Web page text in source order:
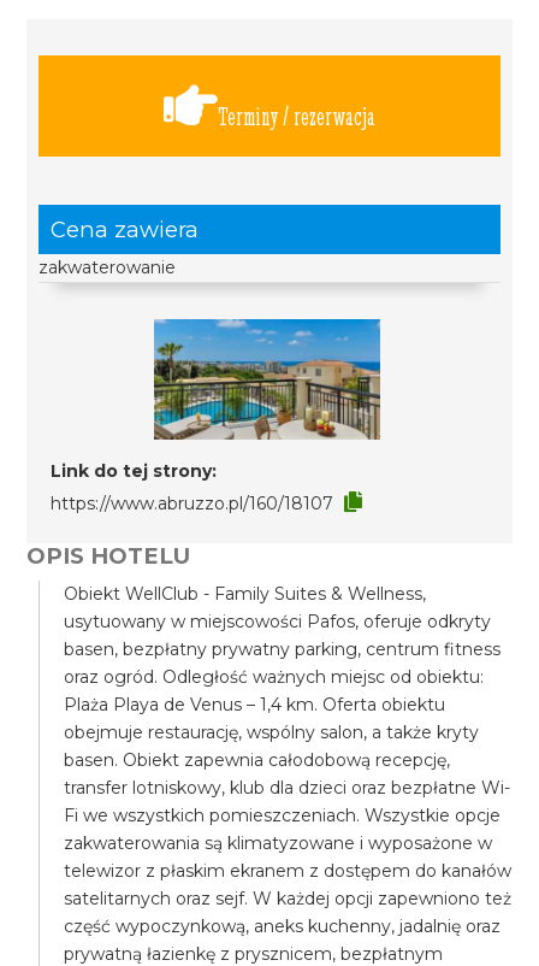
Terminy / rezerwacja
Cena zawiera
zakwaterowanie
Link do tej strony:
https://www.abruzzo.pl/160/18107
OPIS HOTELU
Obiekt WellClub - Family Suites & Wellness,
usytuowany w miejscowości Pafos, oferuje odkryty
basen, bezpłatny prywatny parking, centrum fitness
oraz ogród. Odległość ważnych miejsc od obiektu:
Plaża Playa de Venus – 1,4 km. Oferta obiektu
obejmuje restaurację, wspólny salon, a także kryty
basen. Obiekt zapewnia całodobową recepcję,
transfer lotniskowy, klub dla dzieci oraz bezpłatne Wi-
Fi we wszystkich pomieszczeniach. Wszystkie opcje
zakwaterowania są klimatyzowane i wyposażone w
telewizor z płaskim ekranem z dostępem do kanałów
satelitarnych oraz sejf. W każdej opcji zapewniono też
część wypoczynkową, aneks kuchenny, jadalnię oraz
prywatną łazienkę z prysznicem, bezpłatnym